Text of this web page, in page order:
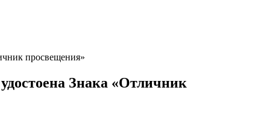
просвещения»
Знака «Отличник